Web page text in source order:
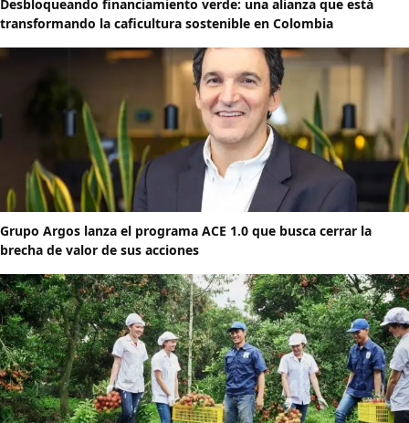
Desbloqueando financiamiento verde: una alianza que está
transformando la caficultura sostenible en Colombia
Grupo Argos lanza el programa ACE 1.0 que busca cerrar la
brecha de valor de sus acciones